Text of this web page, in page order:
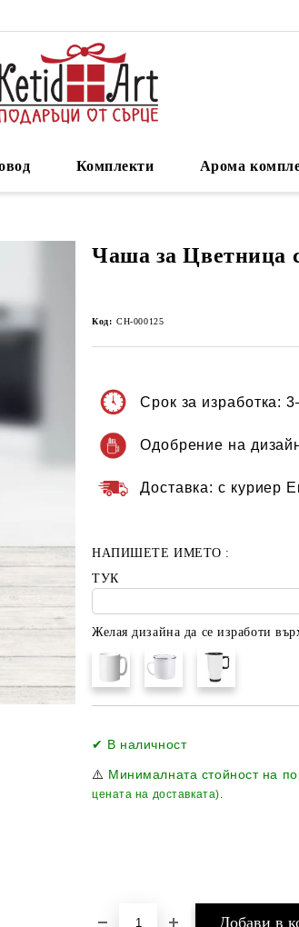
Комплекти Арома
Чаша за Цветница
Код: CH-000125
Срок за изработка:
Одобрение на
Доставка: с куриер
НАПИШЕТЕ ИМЕТО :
ТУК
Желая дизайна да се изработи
✔ В наличност
⚠️ Минималната стойност на
цената на доставката).